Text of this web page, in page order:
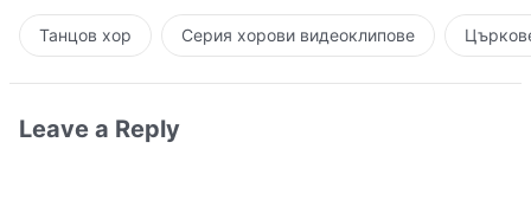
Танцов хор Серия хорови видеоклипове
Leave a Reply